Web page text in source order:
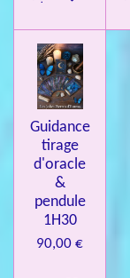
Guidance
tirage
d'oracle
&
pendule
1H30
90,00 €